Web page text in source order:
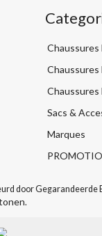
Chaussures
Chaussures
Chaussures
Sacs &
Marques
door Gegarandeerde
.